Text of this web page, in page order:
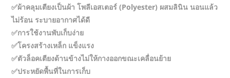
✅ผ้าคลุมเตียงเป็นผ้า โพลีเอสเตอร์ (Polyester) ผสมลินิน นอนแล้ว
ไม่ร้อน ระบายอากาศได้ดี
✅การใช้งานพับเก็บง่าย
✅โครงสร้างเหล็ก แข็งแรง
✅ตัวล็อคเตียงด้านข้างไม่ให้กางออกขณะเคลื่อนย้าย
✅ประหยัดพื้นที่ในการเก็บ